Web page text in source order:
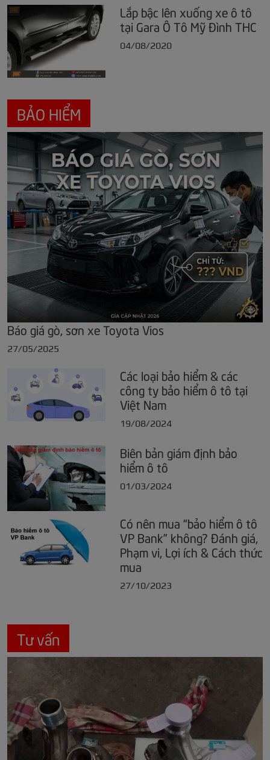
Lắp bậc lên xuống xe ô tô
tại Gara Ô Tô Mỹ Đình THC
04/08/2020
BẢO HIỂM
Báo giá gò, sơn xe Toyota Vios
27/05/2025
Các loại bảo hiểm & các
công ty bảo hiểm ô tô tại
Việt Nam
19/08/2024
Biên bản giám định bảo
hiểm ô tô
01/03/2024
Có nên mua “bảo hiểm ô tô
VP Bank” không? Đánh giá,
Phạm vi, Lợi ích & Cách thức
mua
27/10/2023
Tư vấn